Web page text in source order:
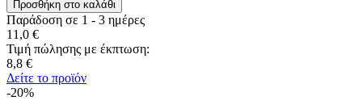
Παράδοση σε 1 - 3 ημέρες
11,0 €
Τιμή πώλησης με έκπτωση:
8,8 €
Δείτε το προϊόν
-20%